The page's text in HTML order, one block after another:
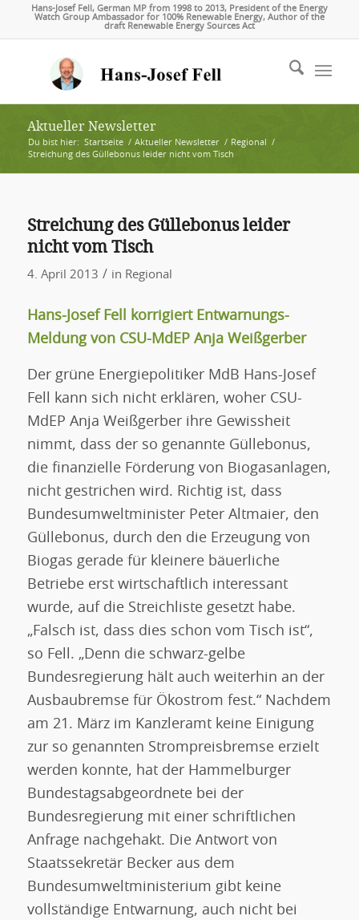
Hans-Josef Fell, German MP from 1998 to 2013, President of the Energy
Watch Group Ambassador for 100% Renewable Energy, Author of the
draft Renewable Energy Sources Act
Aktueller Newsletter
Du bist hier: Startseite / Aktueller Newsletter / Regional
/
Streichung des Güllebonus leider nicht vom Tisch
Streichung des Güllebonus leider
nicht vom Tisch
4. April 2013 / in Regional
Hans-Josef Fell korrigiert Entwarnungs-
Meldung von CSU-MdEP Anja Weißgerber
Der grüne Energiepolitiker MdB Hans-Josef
Fell kann sich nicht erklären, woher CSU-
MdEP Anja Weißgerber ihre Gewissheit
nimmt, dass der so genannte Güllebonus,
die finanzielle Förderung von Biogasanlagen,
nicht gestrichen wird. Richtig ist, dass
Bundesumweltminister Peter Altmaier, den
Güllebonus, durch den die Erzeugung von
Biogas gerade für kleinere bäuerliche
Betriebe erst wirtschaftlich interessant
wurde, auf die Streichliste gesetzt habe.
„Falsch ist, dass dies schon vom Tisch ist“,
so Fell. „Denn die schwarz-gelbe
Bundesregierung hält auch weiterhin an der
Ausbaubremse für Ökostrom fest.“ Nachdem
am 21. März im Kanzleramt keine Einigung
zur so genannten Strompreisbremse erzielt
werden konnte, hat der Hammelburger
Bundestagsabgeordnete bei der
Bundesregierung mit einer schriftlichen
Anfrage nachgehakt. Die Antwort von
Staatssekretär Becker aus dem
Bundesumweltministerium gibt keine
vollständige Entwarnung, auch nicht bei